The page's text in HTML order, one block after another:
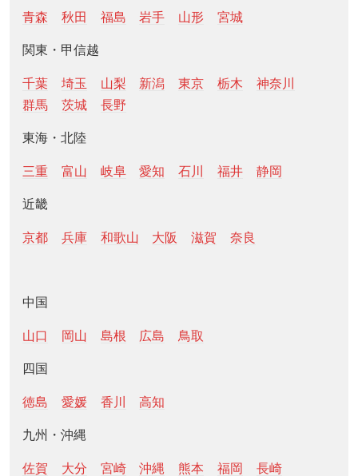
青森 秋田 福島 岩手 山形 宮城
関東・甲信越
千葉 埼玉 山梨 新潟 東京 栃木
神奈川
群馬
茨城 長野
東海・北陸
三重 富山 岐阜 愛知 石川 福井 静岡
近畿
京都 兵庫 和歌山 大阪 滋賀 奈良
中国
山口 岡山 島根 広島 鳥取
四国
徳島 愛媛 香川 高知
九州・沖縄
佐賀 大分 宮崎 沖縄 熊本 福岡
長崎